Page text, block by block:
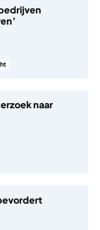
naar